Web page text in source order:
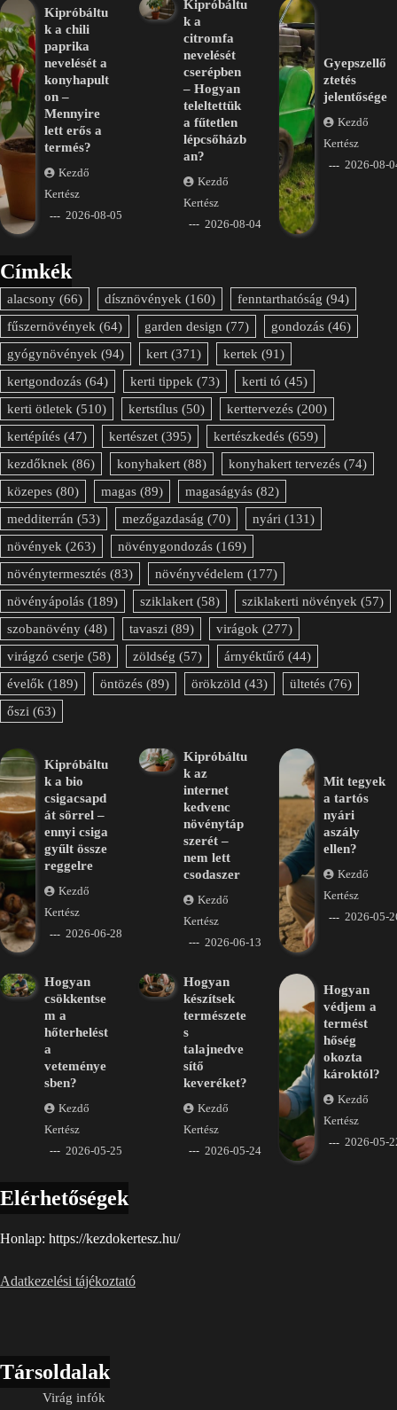
Kipróbáltu
k a chili
paprika
nevelését a
konyhapult
on –
Mennyire
lett erős a
termés?
Kezdő
Kertész
2026-08-05
Kipróbáltu
k a
citromfa
nevelését
cserépben
– Hogyan
teleltettük
a fűtetlen
lépcsőházb
an?
Kezdő
Kertész
2026-08-04
Gyepszellő
ztetés
jelentősége
Kezdő
Kertész
2026-08-
Címkék
alacsony (66) dísznövények (160) fenntarthatóság (94)
fűszernövények (64) garden design (77) gondozás (46)
gyógynövények (94) kert (371) kertek (91)
kertgondozás (64) kerti tippek (73) kerti tó (45)
kerti ötletek (510) kertstílus (50) kerttervezés (200)
kertépítés (47) kertészet (395) kertészkedés (659)
kezdőknek (86) konyhakert (88) konyhakert tervezés (74)
közepes (80) magas (89) magaságyás (82)
medditerrán (53) mezőgazdaság (70) nyári (131)
növények (263) növénygondozás (169)
növénytermesztés (83) növényvédelem (177)
növényápolás (189) sziklakert (58) sziklakerti növények (57)
szobanövény (48) tavaszi (89) virágok (277)
virágzó cserje (58) zöldség (57) árnyéktűrő (44)
évelők (189) öntözés (89) örökzöld (43) ültetés (76)
őszi (63)
Kipróbáltu
k a bio
csigacsapd
át sörrel –
ennyi csiga
gyűlt össze
reggelre
Kezdő
Kertész
2026-06-28
Kipróbáltu
k az
internet
kedvenc
növénytáp
szerét –
nem lett
csodaszer
Kezdő
Kertész
2026-06-13
Mit tegyek
a tartós
nyári
aszály
ellen?
Kezdő
Kertész
2026-05-
Hogyan
csökkentse
m a
hőterhelést
a
veteménye
sben?
Kezdő
Kertész
2026-05-25
Hogyan
készítsek
természete
s
talajnedve
sítő
keveréket?
Kezdő
Kertész
2026-05-24
Hogyan
védjem a
termést
hőség
okozta
károktól?
Kezdő
Kertész
2026-05-
Elérhetőségek
Honlap: https://kezdokertesz.hu/
Adatkezelési tájékoztató
Társoldalak
Virág infók